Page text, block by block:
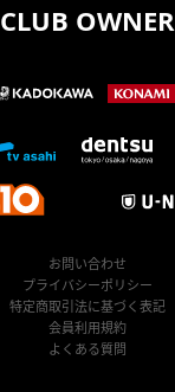
CLUB OWNER
お問い合わせ
プライバシーポリシー
特定商取引法に基づく表記
会員利用規約
よくある質問